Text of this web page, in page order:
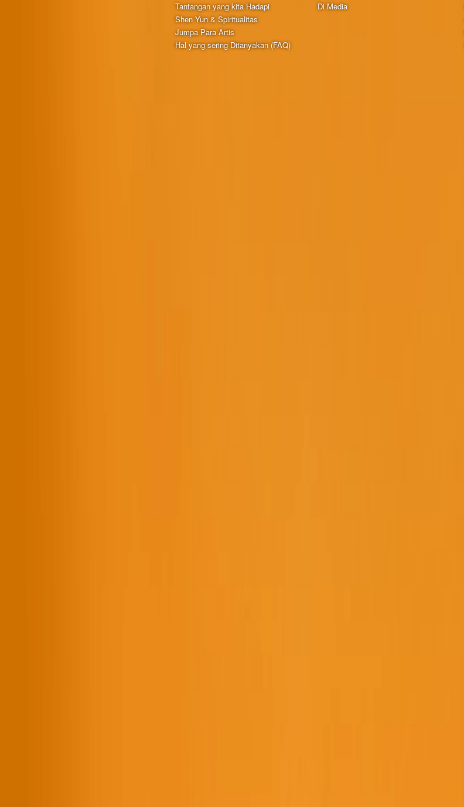
Tantangan yang kita Hadapi
Shen Yun & Spiritualitas
Jumpa Para Artis
Hal yang sering Ditanyakan (FAQ)
Di Media